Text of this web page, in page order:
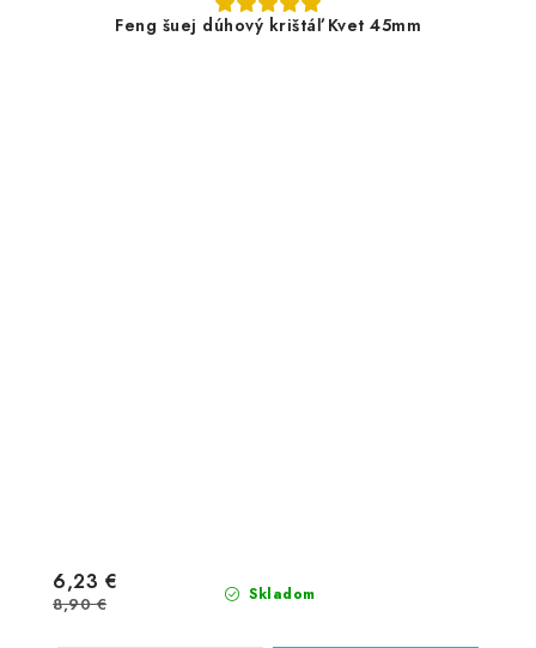
Feng šuej dúhový krištáľ Kvet 45mm
Skladom
6,23 €
8,90 €